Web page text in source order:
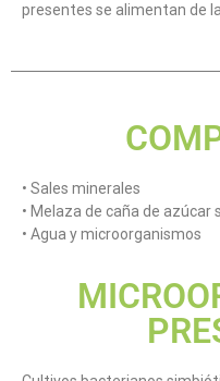
presentes se alimentan de
• Sales minerales
• Melaza de caña de azúcar
• Agua y microorganismos